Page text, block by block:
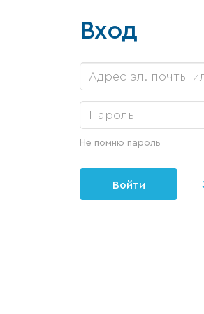
Вход
Не помню пароль